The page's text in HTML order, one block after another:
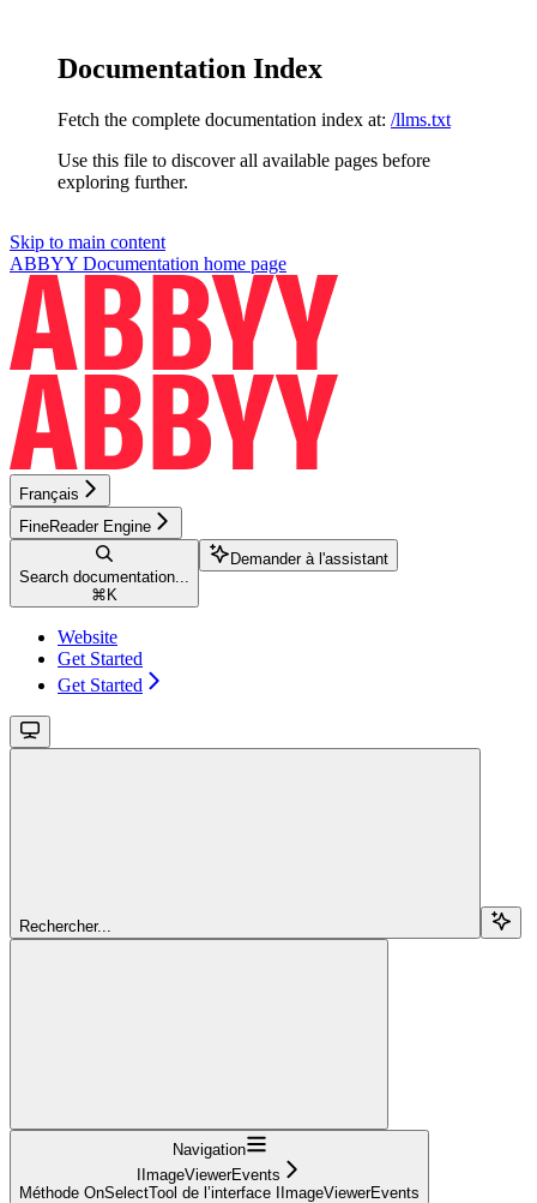
Documentation Index
Fetch the complete documentation index at: /llms.txt
Use this file to discover all available pages before
exploring further.
Skip to main content
ABBYY Documentation home page
Français
FineReader Engine
Search documentation...
⌘ K
Demander à l'assistant
Website
Get Started
Get Started
Rechercher...
Navigation
IImageViewerEvents
Méthode OnSelectTool de l’interface IImageViewerEvents